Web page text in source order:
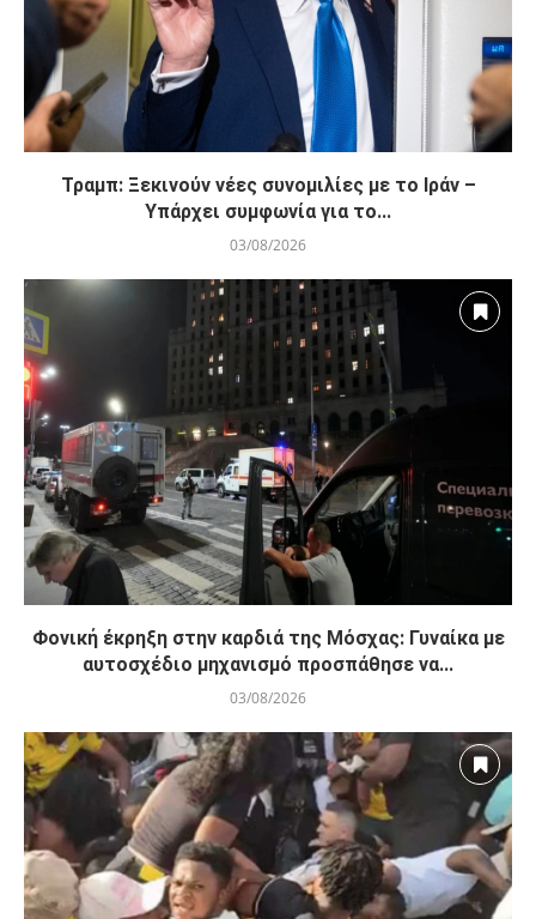
Τραμπ: Ξεκινούν νέες συνομιλίες με το Ιράν –
Υπάρχει συμφωνία για το...
03/08/2026
Φονική έκρηξη στην καρδιά της Μόσχας: Γυναίκα με
αυτοσχέδιο μηχανισμό προσπάθησε να...
03/08/2026